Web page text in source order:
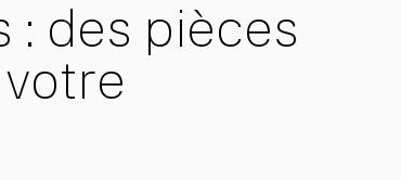
: des pièces